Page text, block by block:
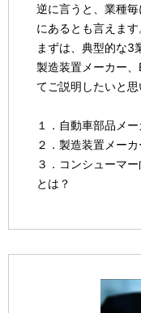
逆に言うと、業種
にあるとも言えます
まずは、典型的な3
製造装置メーカー
てご説明したいと思
１．自動車部品メ
２．製造装置メー
３．コンシューマ
とは？